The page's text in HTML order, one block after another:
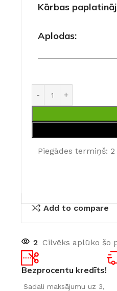
Kārbas
Aplodas:
Piegādes termiņš:
Add to compare
2 Cilvēks aplūko šo
Bezprocentu kredīts!
Sadali maksājumu uz 3,